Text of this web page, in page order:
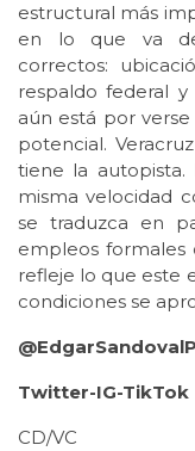
estructural más
en lo que va
correctos:
respaldo federal
aún está por
potencial.
tiene la
misma velocidad
se traduzca en
empleos formales
refleje lo que este
condiciones se
@EdgarSandovalP
Twitter-IG-TikTok
CD/VC